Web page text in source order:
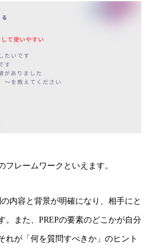
フレームワークといえます。
内容と背景が明確になり、相手にと
。また、PREPの要素のどこかが自分
れが「何を質問すべきか」のヒント